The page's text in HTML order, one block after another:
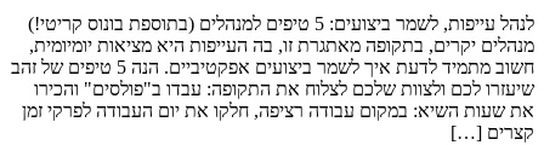
לנהל עייפות, לשמר ביצועים: 5 טיפים למנהלים (בתוספת בונוס קריטי!)
מנהלים יקרים, בתקופה מאתגרת זו, בה העייפות היא מציאות יומיומית,
חשוב מתמיד לדעת איך לשמר ביצועים אפקטיביים. הנה 5 טיפים של זהב
שיעזרו לכם ולצוות שלכם לצלוח את התקופה: עבדו ב"פולסים" והכירו
את שעות השיא: במקום עבודה רציפה, חלקו את יום העבודה לפרקי זמן
קצרים […]